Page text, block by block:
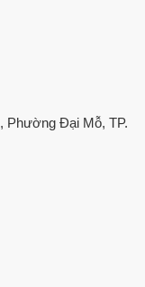
Phường Đại Mỗ, TP.